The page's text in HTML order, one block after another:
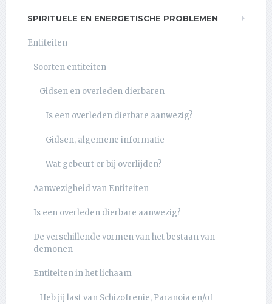
SPIRITUELE EN ENERGETISCHE PROBLEMEN
Entiteiten
Soorten entiteiten
Gidsen en overleden dierbaren
Is een overleden dierbare aanwezig?
Gidsen, algemene informatie
Wat gebeurt er bij overlijden?
Aanwezigheid van Entiteiten
Is een overleden dierbare aanwezig?
De verschillende vormen van het bestaan van
demonen
Entiteiten in het lichaam
Heb jij last van Schizofrenie, Paranoia en/of